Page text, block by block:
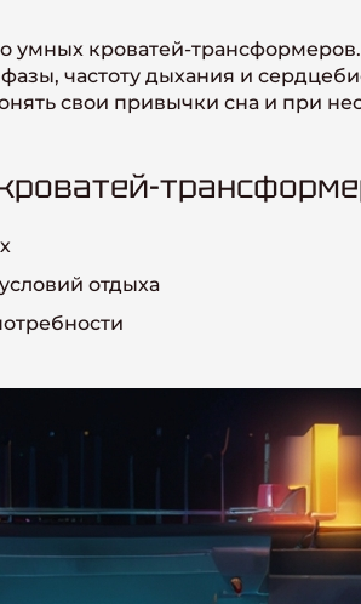
кроватей-
частоту дыхания и
свои привычки сна и при
отдыха